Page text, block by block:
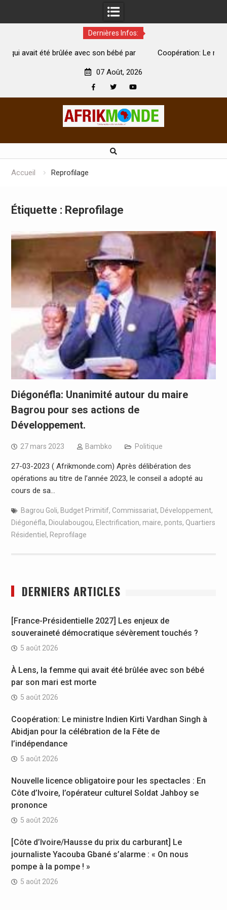
Dernières Infos:
son bébé par
Coopération: Le ministre Indien Kirti Vardhan
07 Août, 2026
Accueil Reprofilage
Étiquette : Reprofilage
Diégonéfla: Unanimité autour du maire
Bagrou pour ses actions de
Développement.
27 mars 2023 Bambko Politique
27-03-2023 ( Afrikmonde.com) Après délibération des
opérations au titre de l’année 2023, le conseil a adopté au
cours de sa…
Bagrou Goli, Budget Primitif, Commissariat, Développement,
Diégonéfla, Dioulabougou, Electrification, maire, ponts, Quartiers
Résidentiel , Reprofilage
DERNIERS ARTICLES
[France-Présidentielle 2027] Les enjeux de
souveraineté démocratique sévèrement touchés ?
5 août 2026
À Lens, la femme qui avait été brûlée avec son bébé
par son mari est morte
5 août 2026
Coopération: Le ministre Indien Kirti Vardhan Singh à
Abidjan pour la célébration de la Fête de
l’indépendance
5 août 2026
Nouvelle licence obligatoire pour les spectacles : En
Côte d’Ivoire, l’opérateur culturel Soldat Jahboy se
prononce
5 août 2026
[Côte d’Ivoire/Hausse du prix du carburant] Le
journaliste Yacouba Gbané s’alarme : « On nous
pompe à la pompe ! »
5 août 2026